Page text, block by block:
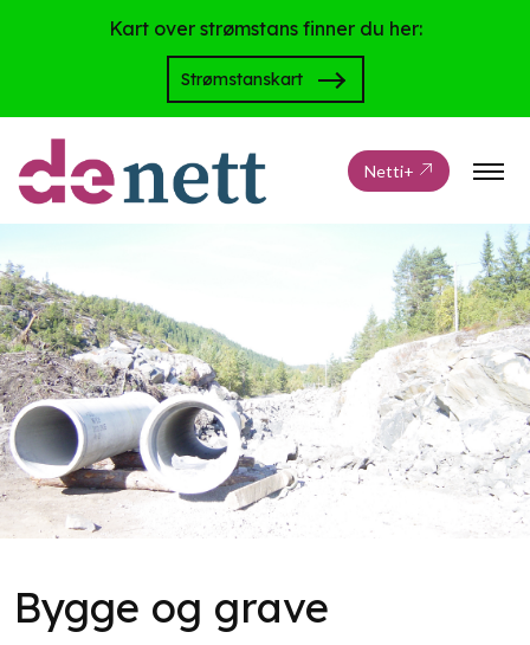
Kart over strømstans finner du her:
Strømstanskart
Netti+
Bygge og grave